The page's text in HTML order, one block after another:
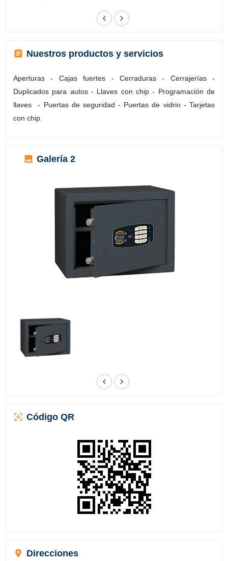
Nuestros productos y servicios
Aperturas - Cajas fuertes - Cerraduras - Cerrajerías -
Duplicados para autos - Llaves con chip - Programación de
llaves - Puertas de seguridad - Puertas de vidrio - Tarjetas
con chip.
Galería 2
Código QR
Direcciones